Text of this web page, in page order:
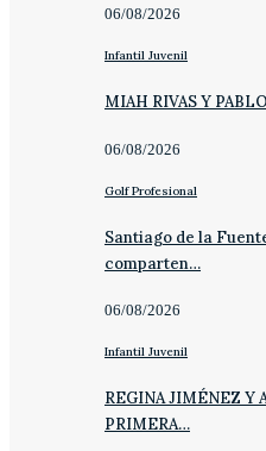
06/08/2026
Infantil Juvenil
MIAH RIVAS Y
06/08/2026
Golf Profesional
Santiago de la
comparten…
06/08/2026
Infantil Juvenil
REGINA JIMÉNEZ Y
PRIMERA…